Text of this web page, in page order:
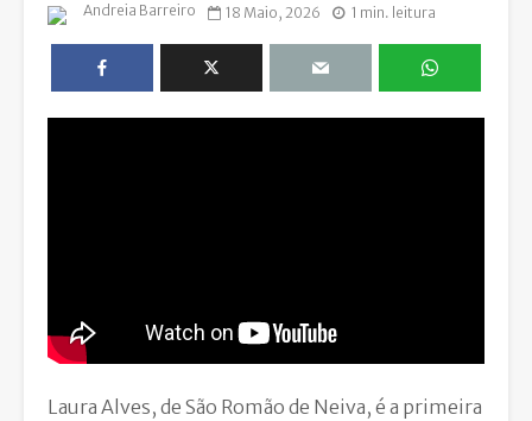
Andreia Barreiro 18 Maio, 2026 1 min. leitura
Laura Alves, de São Romão de Neiva, é a primeira